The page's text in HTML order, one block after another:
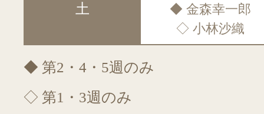
土
◆ 金森幸一郎
◇ 小林沙織
◆ 第2・4・5週のみ
◇ 第1・3週のみ